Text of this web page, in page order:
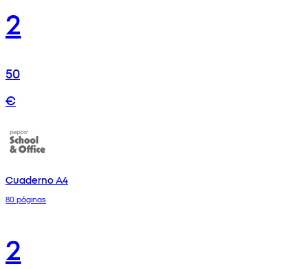
2
50
€
Cuaderno A4
80 páginas
2